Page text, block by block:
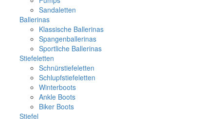
Sandaletten
Ballerinas
Klassische Ballerinas
Spangenballerinas
Sportliche Ballerinas
Stiefeletten
Schnürstiefeletten
Schlupfstiefeletten
Winterboots
Ankle Boots
Biker Boots
Stiefel